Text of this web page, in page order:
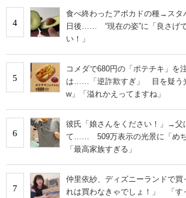
4
食べ終わったアボカドの種→スタ
日後…… “現在の姿”に「良さげ
い！」
5
コメダで680円の「ポテチキ」を
は……「逆詐欺すぎ」 目を疑う
w」「溢れかえってますね」
6
彼氏「娘さんをください！」→父
て…… 509万表示の光景に「めち
「最高家族すぎる」
7
仲里依紗、ディズニーランドで買
れは買わなきゃでしょ！」 「す